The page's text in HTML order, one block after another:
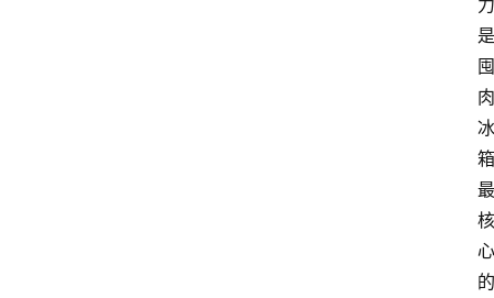
力
是
囤
肉
冰
箱
最
核
心
的